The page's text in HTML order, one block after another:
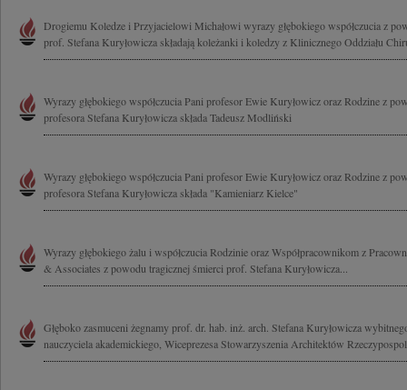
Drogiemu Koledze i Przyjacielowi Michałowi wyrazy głębokiego współczucia z
prof. Stefana Kuryłowicza składają koleżanki i koledzy z Klinicznego Oddziału
Wyrazy głębokiego współczucia Pani profesor Ewie Kuryłowicz oraz Rodzine z
profesora Stefana Kuryłowicza składa Tadeusz Modliński
Wyrazy głębokiego współczucia Pani profesor Ewie Kuryłowicz oraz Rodzine z
profesora Stefana Kuryłowicza składa "Kamieniarz Kielce"
Wyrazy głębokiego żalu i współczucia Rodzinie oraz Współpracownikom z
& Associates z powodu tragicznej śmierci prof. Stefana Kuryłowicza...
Głęboko zasmuceni żegnamy prof. dr. hab. inż. arch. Stefana Kuryłowicza
nauczyciela akademickiego, Wiceprezesa Stowarzyszenia Architektów